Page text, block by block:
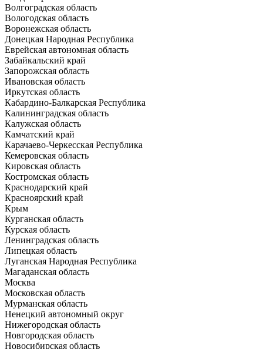
Волгоградская область
Вологодская область
Воронежская область
Донецкая Народная Республика
Еврейская автономная область
Забайкальский край
Запорожская область
Ивановская область
Иркутская область
Кабардино-Балкарская Республика
Калининградская область
Калужская область
Камчатский край
Карачаево-Черкесская Республика
Кемеровская область
Кировская область
Костромская область
Краснодарский край
Красноярский край
Крым
Курганская область
Курская область
Ленинградская область
Липецкая область
Луганская Народная Республика
Магаданская область
Москва
Московская область
Мурманская область
Ненецкий автономный округ
Нижегородская область
Новгородская область
Новосибирская область